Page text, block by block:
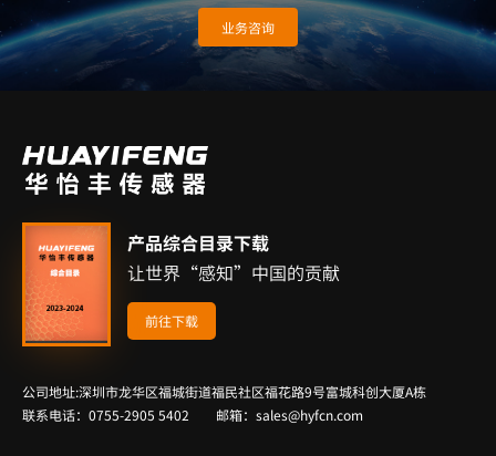
业务咨询
产品综合目录下载
让世界“感知”中国的贡献
前往下载
公司地址:深圳市龙华区福城街道福民社区福花路9号富城科创大厦A栋
联系电话：0755-2905 5402 邮箱：sales@hyfcn.com